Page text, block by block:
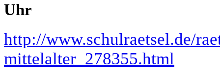
Uhr
http://www.schulraetsel.de/
mittelalter_278355.html